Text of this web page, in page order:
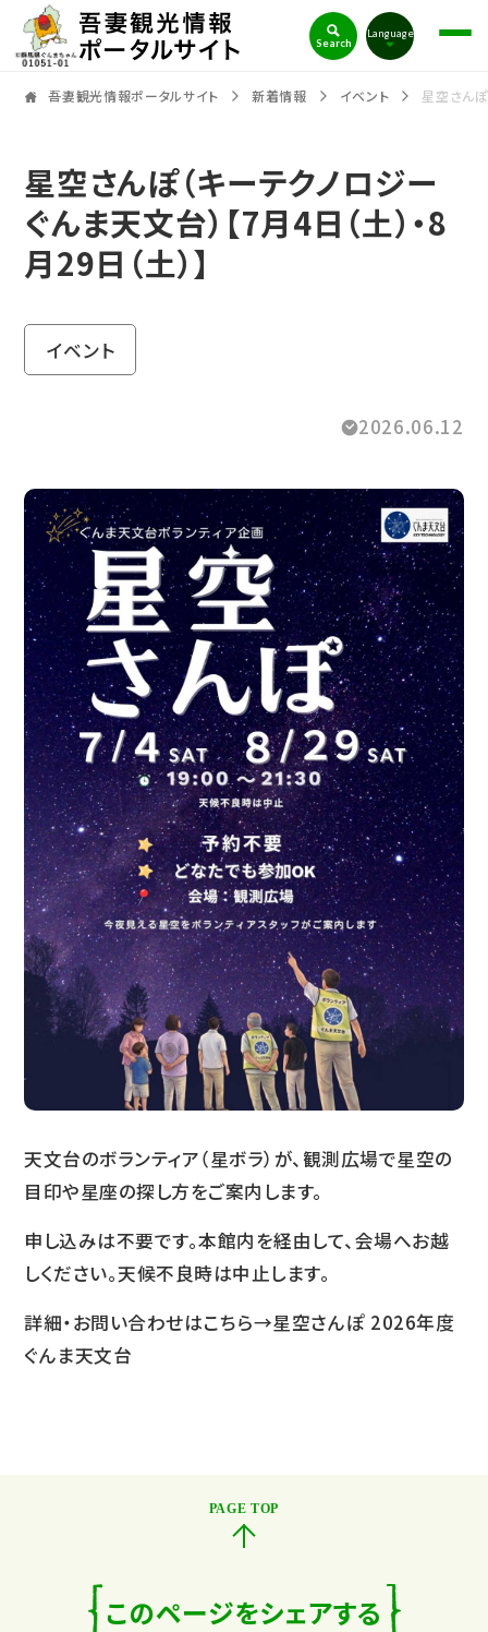
吾妻観光情報ポータルサイト
Language
Search
吾妻観光情報ポータルサイト 新着情報 イベント 星空さんぽ
星空さんぽ（キーテクノロジー
ぐんま天文台）【7月4日（土）・8
月29日（土）】
イベント
2026.06.12
天文台のボランティア（星ボラ）が、観測広場で星空の
目印や星座の探し方をご案内します。
申し込みは不要です。本館内を経由して、会場へお越
しください。天候不良時は中止します。
詳細・お問い合わせはこちら→星空さんぽ 2026年度
ぐんま天文台
このページをシェアする